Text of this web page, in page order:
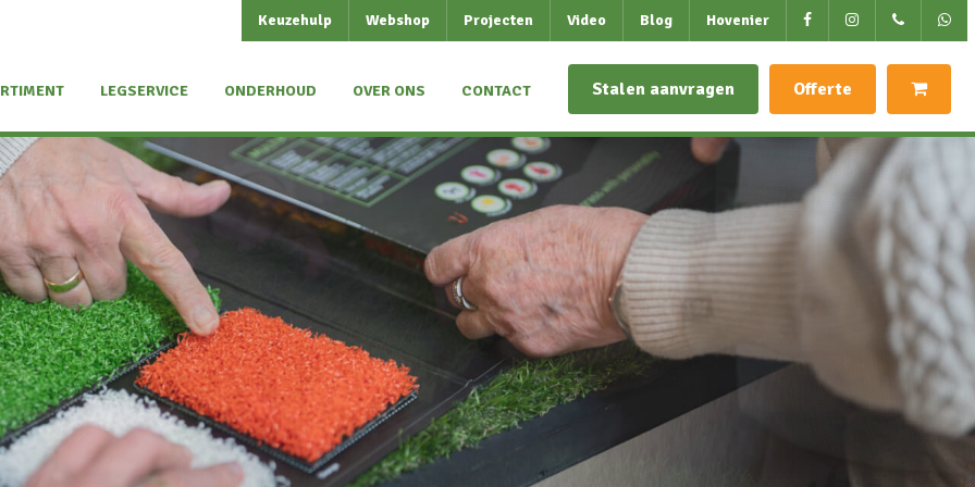
Keuzehulp Webshop Projecten Video Blog Hovenier
LEGSERVICE ONDERHOUD OVER ONS CONTACT Stalen aanvragen Offerte